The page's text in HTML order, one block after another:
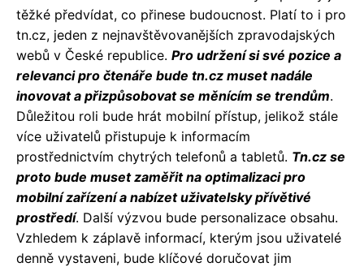
těžké předvídat, co přinese budoucnost. Platí to i pro
tn.cz, jeden z nejnavštěvovanějších zpravodajských
webů v České republice. Pro udržení si své pozice a
relevanci pro čtenáře bude tn.cz muset nadále
inovovat a přizpůsobovat se měnícím se trendům.
Důležitou roli bude hrát mobilní přístup, jelikož stále
více uživatelů přistupuje k informacím
prostřednictvím chytrých telefonů a tabletů. Tn.cz se
proto bude muset zaměřit na optimalizaci pro
mobilní zařízení a nabízet uživatelsky přívětivé
prostředí. Další výzvou bude personalizace obsahu.
Vzhledem k záplavě informací, kterým jsou uživatelé
denně vystaveni, bude klíčové doručovat jim